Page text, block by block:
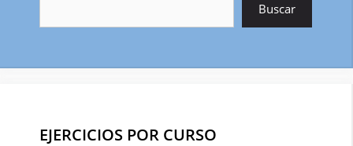
Buscar
EJERCICIOS POR CURSO